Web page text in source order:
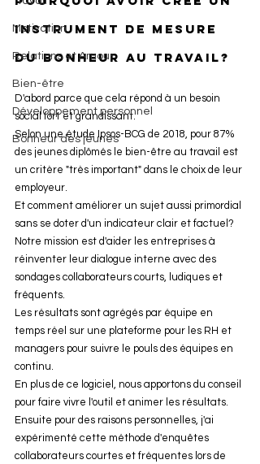
Motivation
Relations et Amour
Bien-être
Développement personnel
Bonheur des jeunes
instrument de mesure
du Bonheur au travail?
D'abord parce que cela répond à un besoin
social fort et grandissant.
Selon une étude Ipsos-BCG de 2018, pour 87%
des jeunes diplômés le bien-être au travail est
un critère "très important" dans le choix de leur
employeur.
Et comment améliorer un sujet aussi primordial
sans se doter d'un indicateur clair et factuel?
Notre mission est d'aider les entreprises à
réinventer leur dialogue interne avec des
sondages collaborateurs courts, ludiques et
fréquents.
Les résultats sont agrégés par équipe en
temps réel sur une plateforme pour les RH et
managers pour suivre le pouls des équipes en
continu.
En plus de ce logiciel, nous apportons du conseil
pour faire vivre l'outil et animer les résultats.
Ensuite pour des raisons personnelles, j'ai
expérimenté cette méthode d'enquêtes
collaborateurs courtes et fréquentes lors de